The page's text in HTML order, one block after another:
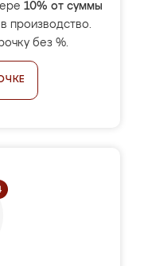
10% от суммы
производство.
без %.